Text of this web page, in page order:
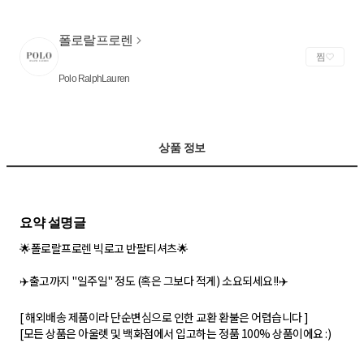
폴로랄프로렌
Polo RalphLauren
찜
상품 정보
요약 설명글
🌟폴로랄프로렌 빅로고 반팔티셔츠🌟
✈️출고까지 "일주일" 정도 (혹은 그보다 적게) 소요되세요!!✈️
[ 해외배송 제품이라 단순변심으로 인한 교환 환불은 어렵습니다 ]
[모든 상품은 아울렛 및 백화점에서 입고하는 정품 100% 상품이에요 :)